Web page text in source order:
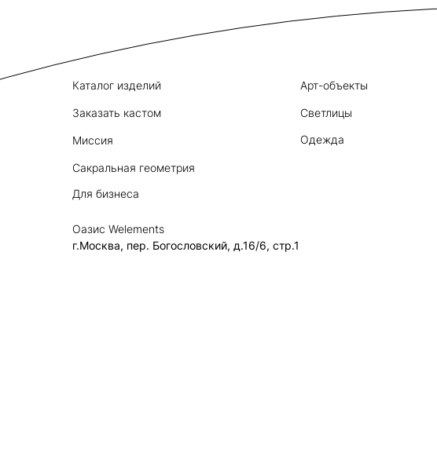
Каталог изделий
Оазис Welements
г.Москва, пер. Богословский, д.16/6, стр.1
Для бизнеса
Сакральная геометрия
Одежда
Миссия
Арт-объекты
Заказать кастом
Светлицы